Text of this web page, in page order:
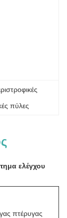
πύλες
ελέγχου
πτέρυγας